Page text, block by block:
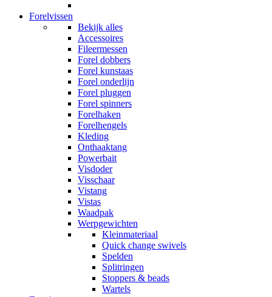
Forelvissen
Bekijk alles
Accessoires
Fileermessen
Forel dobbers
Forel kunstaas
Forel onderlijn
Forel pluggen
Forel spinners
Forelhaken
Forelhengels
Kleding
Onthaaktang
Powerbait
Visdoder
Visschaar
Vistang
Vistas
Waadpak
Werpgewichten
Kleinmateriaal
Quick change swivels
Spelden
Splitringen
Stoppers & beads
Wartels